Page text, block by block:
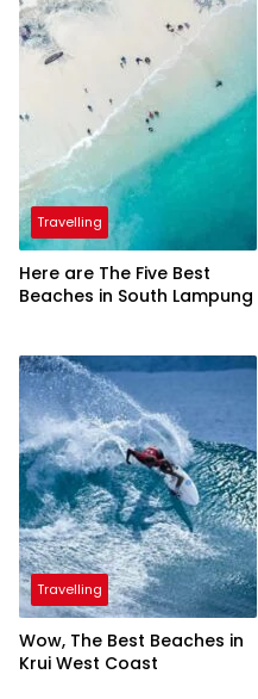
Travelling
Here are The Five Best
Beaches in South Lampung
Travelling
Wow, The Best Beaches in
Krui West Coast